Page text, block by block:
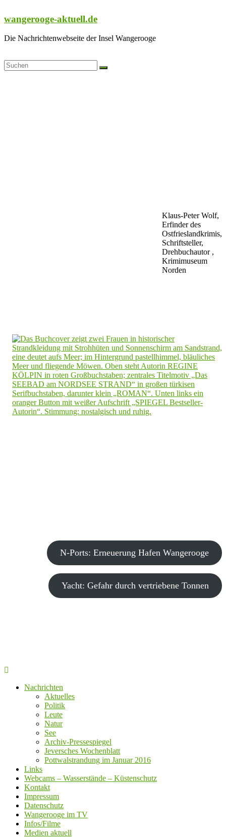
Inhalt
springen
wangerooge-aktuell.de
Die Nachrichtenwebseite der Insel Wangerooge
Klaus-Peter Wolf,
Erfinder des
Ostfrieslandkrimis,
Schriftsteller,
Drehbuchautor ,
Krimimuseum
Norden
N-Ports: Erneuerung Hafen Wangerooge
Yacht: Gefahr durch vertriebene Tonnen
Nachrichten
Aktuelles
Politik
Leute
Natur
See
Archiv-Pressespiegel
Jeversches Wochenblatt
Pottwalstrandung im Januar 2016
Links
Webcams – Wasserstände – Küstenschutz
Kontakt
Impressum
Datenschutz
Wangerooge im TV
Infos/Filme
Medien aktuell